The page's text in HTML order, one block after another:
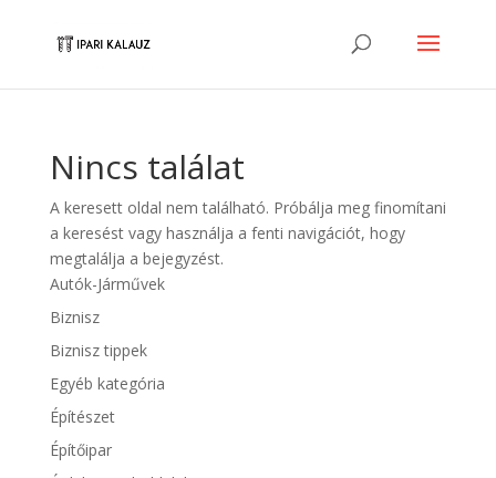
Nincs találat
A keresett oldal nem található. Próbálja meg finomítani
a keresést vagy használja a fenti navigációt, hogy
megtalálja a bejegyzést.
Autók-Járművek
Biznisz
Biznisz tippek
Egyéb kategória
Építészet
Építőipar